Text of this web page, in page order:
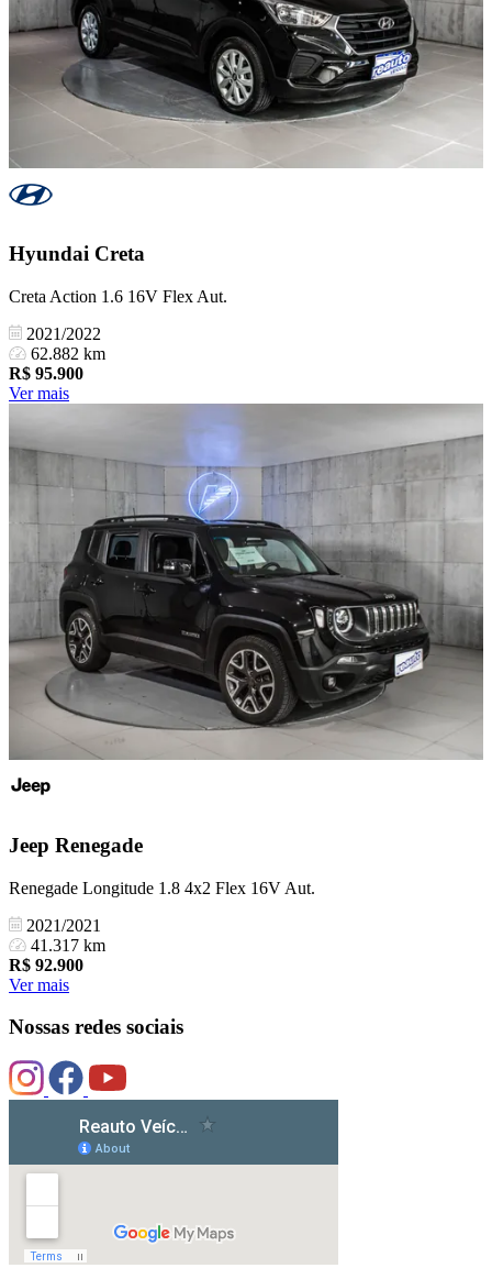
Hyundai Creta
Creta Action 1.6 16V Flex Aut.
2021/2022
62.882 km
R$ 95.900
Ver mais
Jeep Renegade
Renegade Longitude 1.8 4x2 Flex 16V Aut.
2021/2021
41.317 km
R$ 92.900
Ver mais
Nossas redes sociais